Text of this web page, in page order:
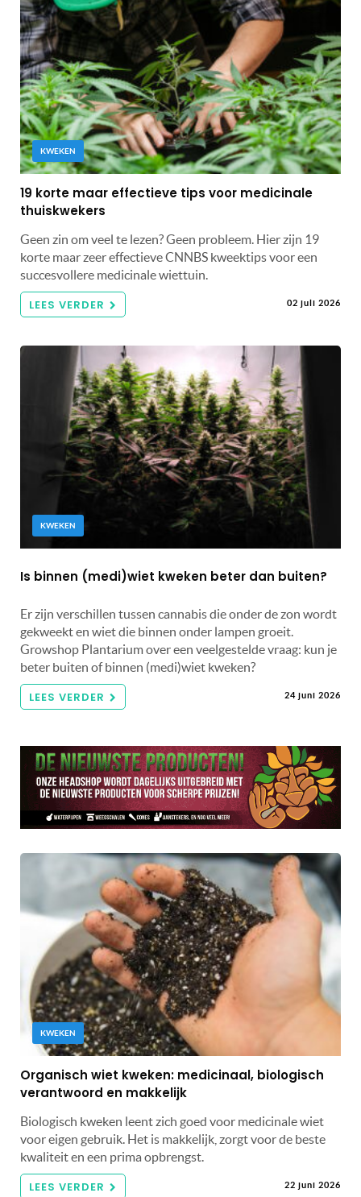
KWEKEN
19 korte maar effectieve tips voor medicinale
thuiskwekers
Geen zin om veel te lezen? Geen probleem. Hier zijn 19
korte maar zeer effectieve CNNBS kweektips voor een
succesvollere medicinale wiettuin.
LEES VERDER 02 juli 2026
KWEKEN
Is binnen (medi)wiet kweken beter dan buiten?
Er zijn verschillen tussen cannabis die onder de zon wordt
gekweekt en wiet die binnen onder lampen groeit.
Growshop Plantarium over een veelgestelde vraag: kun je
beter buiten of binnen (medi)wiet kweken?
LEES VERDER 24 juni 2026
KWEKEN
Organisch wiet kweken: medicinaal, biologisch
verantwoord en makkelijk
Biologisch kweken leent zich goed voor medicinale wiet
voor eigen gebruik. Het is makkelijk, zorgt voor de beste
kwaliteit en een prima opbrengst.
LEES VERDER 22 juni 2026